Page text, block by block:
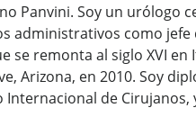
Panvini. Soy un urólogo
administrativos como
se remonta al siglo XVI
Arizona, en 2010. Soy
Internacional de